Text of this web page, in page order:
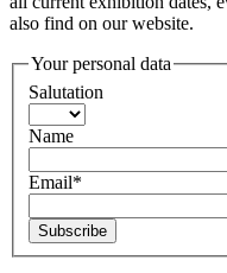
also find on our website.
Your personal data
Salutation
Name
Email*
Subscribe